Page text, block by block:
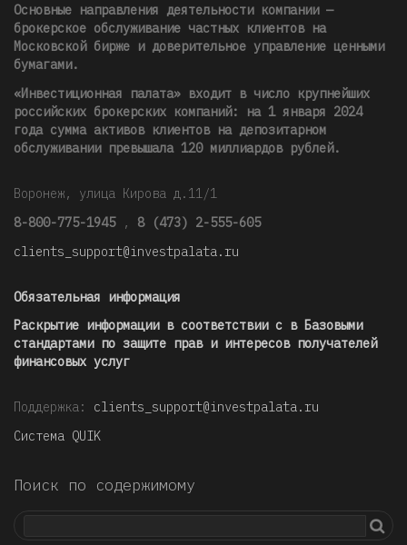
Основные направления деятельности компании —
брокерское обслуживание частных клиентов на
Московской бирже и доверительное управление ценными
бумагами.
«Инвестиционная палата» входит в число крупнейших
российских брокерских компаний: на 1 января 2024
года сумма активов клиентов на депозитарном
обслуживании превышала 120 миллиардов рублей.
Воронеж, улица Кирова д.11/1
8-800-775-1945 , 8 (473) 2-555-605
clients_support@investpalata.ru
Обязательная информация
Раскрытие информации в соответствии с в Базовыми
стандартами по защите прав и интересов получателей
финансовых услуг
Поддержка: clients_support@investpalata.ru
Система QUIK
Поиск по содержимому